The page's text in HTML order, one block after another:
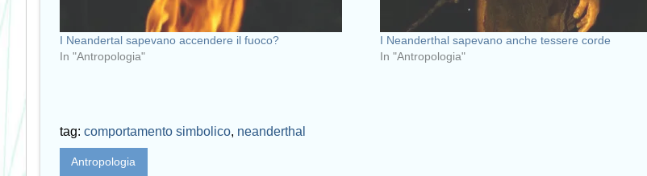
I Neandertal sapevano accendere il fuoco?
In "Antropologia"
I Neanderthal sapevano anche tessere corde
In "Antropologia"
tag: comportamento simbolico, neanderthal
Antropologia